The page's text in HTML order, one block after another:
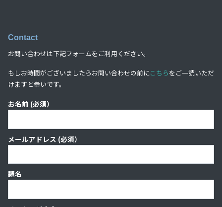
Contact
お問い合わせは下記フォームをご利用ください。
もしお時間がございましたらお問い合わせの前にこちらをご一読いただ
けますと幸いです。
お名前 (必須）
メールアドレス (必須）
題名